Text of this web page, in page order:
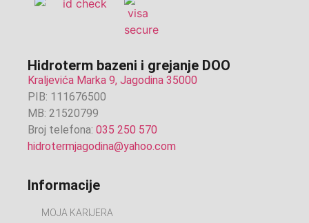
Hidroterm bazeni i grejanje DOO
Kraljevića Marka 9, Jagodina 35000
PIB: 111676500
MB: 21520799
Broj telefona: 035 250 570
hidrotermjagodina@yahoo.com
Informacije
MOJA KARIJERA